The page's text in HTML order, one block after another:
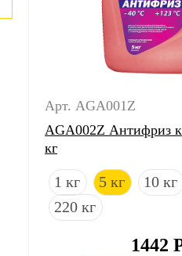
Арт. AGA001Z
AGA002Z Антифриз
кг
1 кг 5 кг 10 кг
220 кг
1442